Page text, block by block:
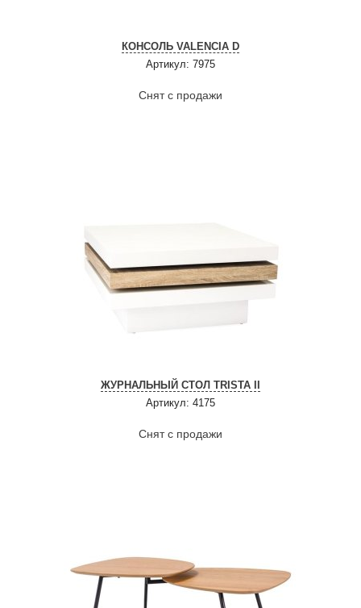
КОНСОЛЬ VALENCIA D
Артикул: 7975
Снят с продажи
ЖУРНАЛЬНЫЙ СТОЛ TRISTA II
Артикул: 4175
Снят с продажи